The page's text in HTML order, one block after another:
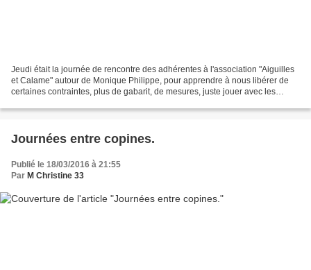
Jeudi était la journée de rencontre des adhérentes à l'association "Aiguilles
et Calame" autour de Monique Philippe, pour apprendre à nous libérer de
certaines contraintes, plus de gabarit, de mesures, juste jouer avec les
Journées entre copines.
Publié le 18/03/2016 à 21:55
Par M Christine 33